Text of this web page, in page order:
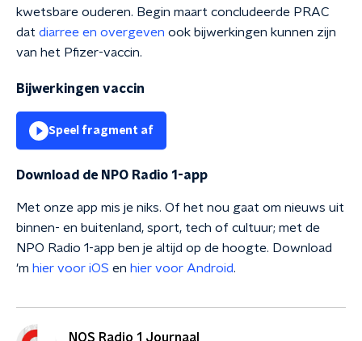
kwetsbare ouderen. Begin maart concludeerde PRAC
dat diarree en overgeven ook bijwerkingen kunnen zijn
van het Pfizer-vaccin.
Bijwerkingen vaccin
Speel fragment af
Download de NPO Radio 1-app
Met onze app mis je niks. Of het nou gaat om nieuws uit
binnen- en buitenland, sport, tech of cultuur; met de
NPO Radio 1-app ben je altijd op de hoogte. Download
'm hier voor iOS en hier voor Android.
NOS Radio 1 Journaal